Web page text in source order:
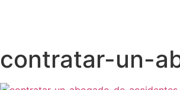
contratar-un-